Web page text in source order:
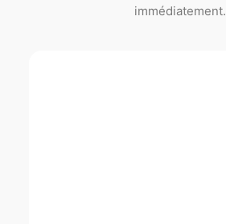
immédiatement.